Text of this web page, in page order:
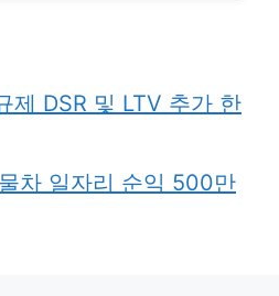
제 DSR 및 LTV 추가 한
차 일자리 순익 500만